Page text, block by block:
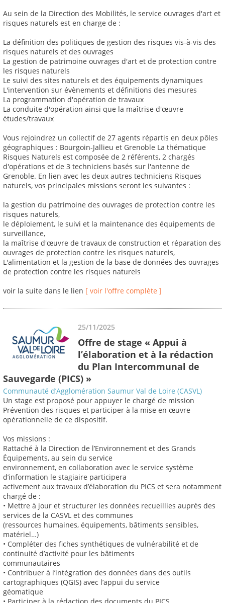
Au sein de la Direction des Mobilités, le service ouvrages d'art et
risques naturels est en charge de :
La définition des politiques de gestion des risques vis-à-vis des
risques naturels et des ouvrages
La gestion de patrimoine ouvrages d'art et de protection contre
les risques naturels
Le suivi des sites naturels et des équipements dynamiques
L'intervention sur évènements et définitions des mesures
La programmation d'opération de travaux
La conduite d'opération ainsi que la maîtrise d'œuvre
études/travaux
Vous rejoindrez un collectif de 27 agents répartis en deux pôles
géographiques : Bourgoin-Jallieu et Grenoble La thématique
Risques Naturels est composée de 2 référents, 2 chargés
d'opérations et de 3 techniciens basés sur l'antenne de
Grenoble. En lien avec les deux autres techniciens Risques
naturels, vos principales missions seront les suivantes :
la gestion du patrimoine des ouvrages de protection contre les
risques naturels,
le déploiement, le suivi et la maintenance des équipements de
surveillance,
la maîtrise d'œuvre de travaux de construction et réparation des
ouvrages de protection contre les risques naturels,
L'alimentation et la gestion de la base de données des ouvrages
de protection contre les risques naturels
voir la suite dans le lien [ voir l'offre complète ]
25/11/2025
Offre de stage « Appui à
l’élaboration et à la rédaction
du Plan Intercommunal de
Sauvegarde (PICS) »
Communauté d’Agglomération Saumur Val de Loire (CASVL)
Un stage est proposé pour appuyer le chargé de mission
Prévention des risques et participer à la mise en œuvre
opérationnelle de ce dispositif.
Vos missions :
Rattaché à la Direction de l’Environnement et des Grands
Équipements, au sein du service
environnement, en collaboration avec le service système
d’information le stagiaire participera
activement aux travaux d’élaboration du PICS et sera notamment
chargé de :
• Mettre à jour et structurer les données recueillies auprès des
services de la CASVL et des communes
(ressources humaines, équipements, bâtiments sensibles,
matériel…)
• Compléter des fiches synthétiques de vulnérabilité et de
continuité d’activité pour les bâtiments
communautaires
• Contribuer à l’intégration des données dans des outils
cartographiques (QGIS) avec l’appui du service
géomatique